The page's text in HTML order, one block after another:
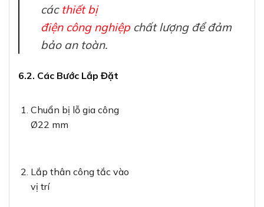
các thiết bị
điện công nghiệp chất lượng để đảm
bảo an toàn.
6.2. Các Bước Lắp Đặt
Chuẩn bị lỗ gia công
Ø22 mm
Lắp thân công tắc vào
vị trí